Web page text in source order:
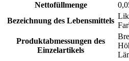
Nettofüllmenge
Bezeichnung des Lebensmittels
Produktabmessungen des
Einzelartikels